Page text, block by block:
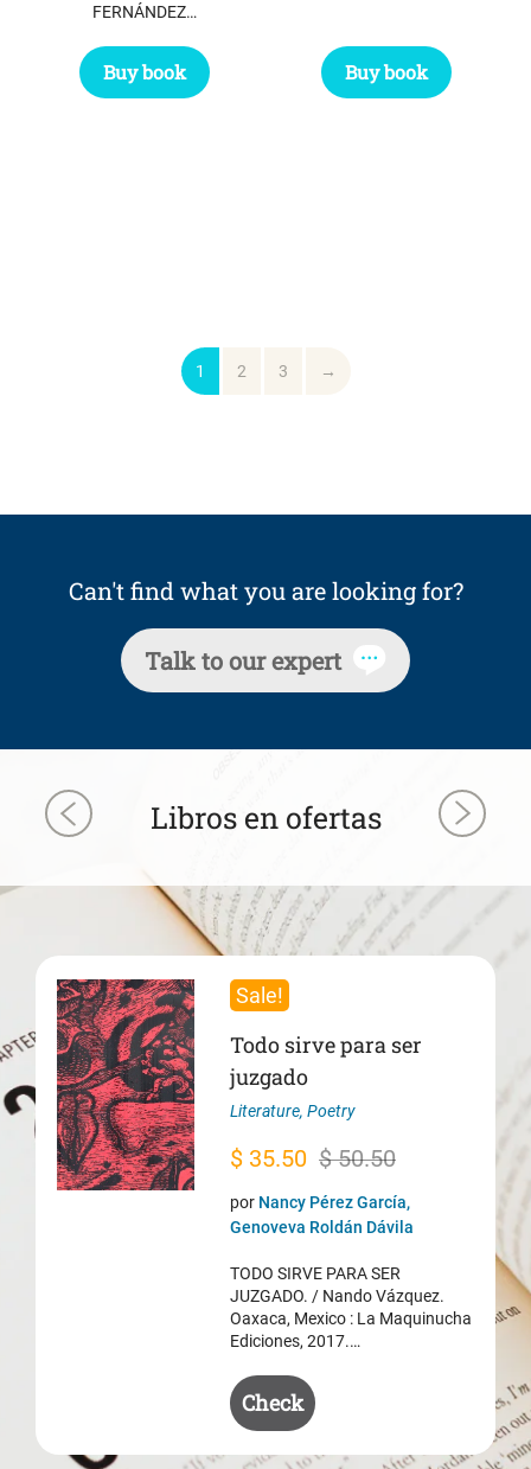
FERNÁNDEZ…
Buy book Buy book
1 2 3 →
Can't find what you are looking for?
Talk to our expert
Libros en ofertas
Sale!
Todo sirve para ser
juzgado
Literature,Poetry
$50.50
Original
price
was:
$ 50.50.
$ 35.50
Current
price
is:
$ 35.50.
por Nancy Pérez García,
Genoveva Roldán Dávila
TODO SIRVE PARA SER
JUZGADO. / Nando Vázquez.
Oaxaca, Mexico : La Maquinucha
Ediciones, 2017.…
Check